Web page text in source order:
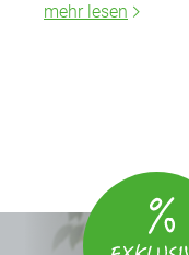
mehr lesen